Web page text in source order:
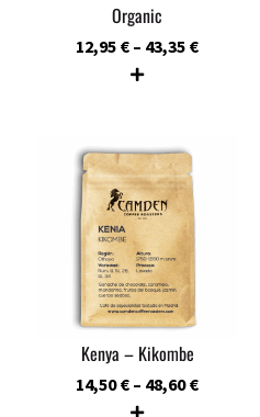
Organic
12,95 € – 43,35 €
Kenya – Kikombe
14,50€ – 48,60€